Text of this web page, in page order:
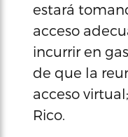
estará
acceso
incurrir en
de que la
acceso
Rico.